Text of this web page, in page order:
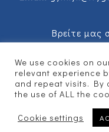
Βρείτε μας
© 2017
We use cookies on
relevant experience
and repeat visits. By
the use of ALL the
Cookie settings